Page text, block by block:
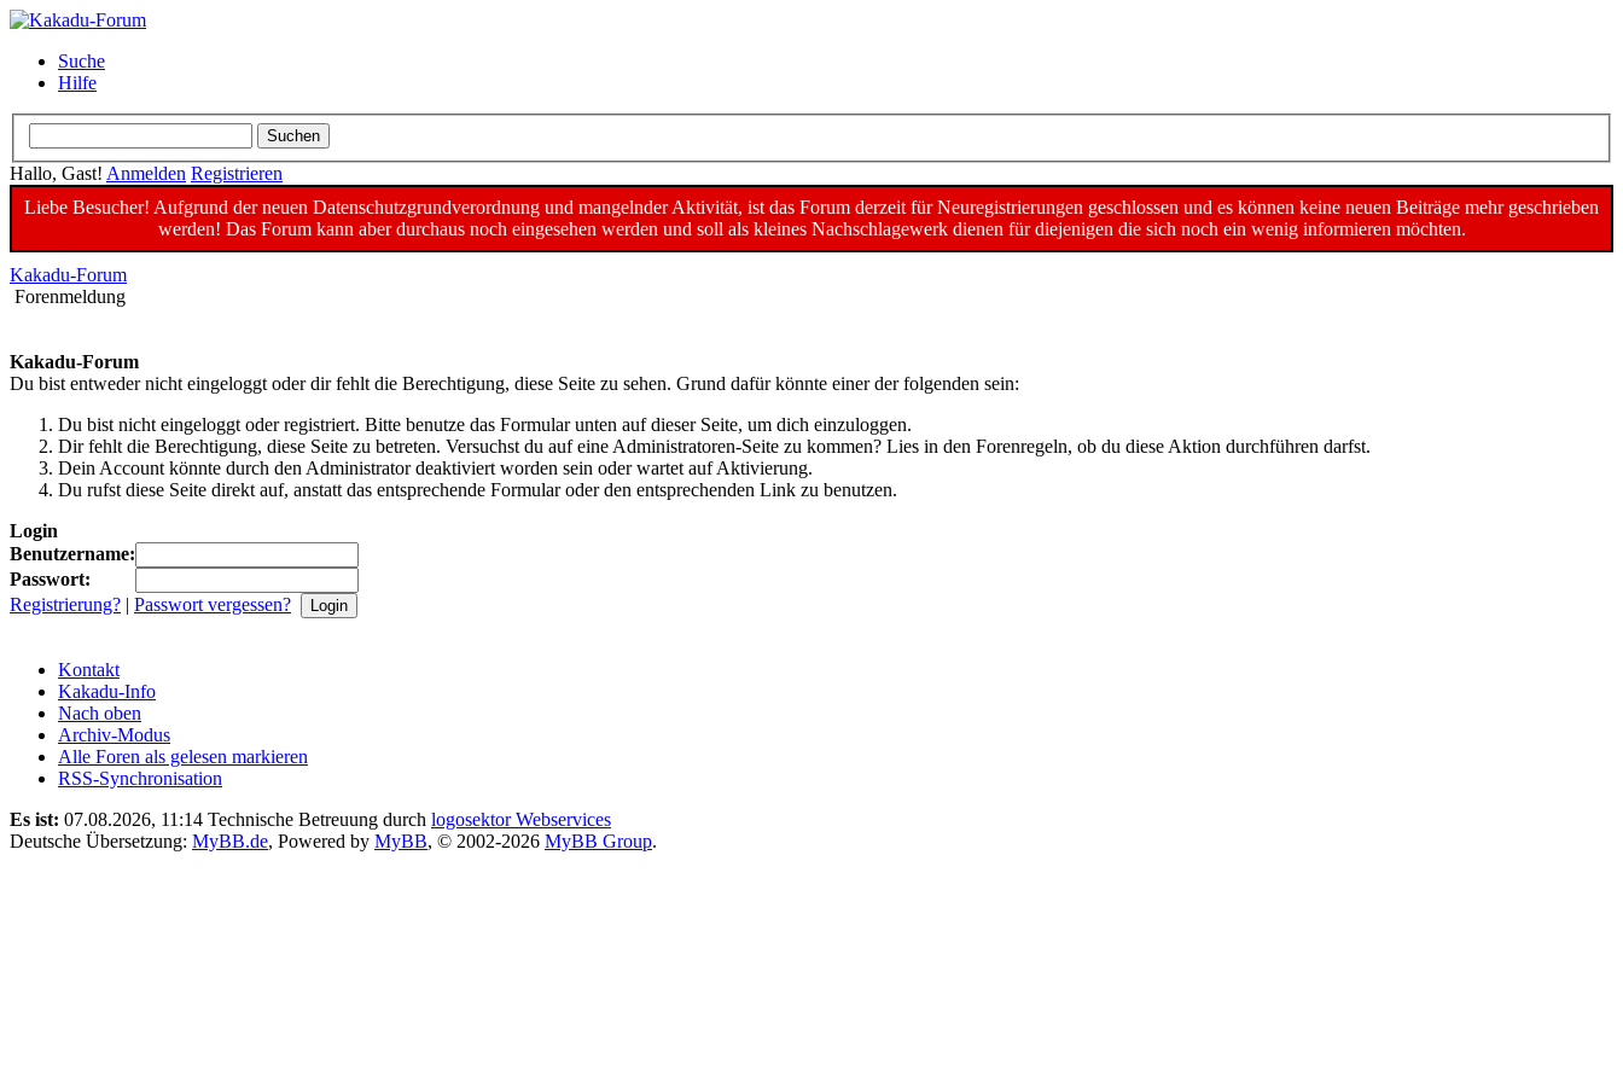
Suche
Hilfe
Hallo, Gast! Anmelden Registrieren
Liebe Besucher! Aufgrund der neuen Datenschutzgrundverordnung und mangelnder Aktivität, ist das Forum derzeit für Neuregistrierungen geschlossen und es können keine neuen Beiträge mehr geschrieben
werden! Das Forum kann aber durchaus noch eingesehen werden und soll als kleines Nachschlagewerk dienen für diejenigen die sich noch ein wenig informieren möchten.
Kakadu-Forum
Forenmeldung
Kakadu-Forum
Du bist entweder nicht eingeloggt oder dir fehlt die Berechtigung, diese Seite zu sehen. Grund dafür könnte einer der folgenden sein:
Du bist nicht eingeloggt oder registriert. Bitte benutze das Formular unten auf dieser Seite, um dich einzuloggen.
Dir fehlt die Berechtigung, diese Seite zu betreten. Versuchst du auf eine Administratoren-Seite zu kommen? Lies in den Forenregeln, ob du diese Aktion durchführen darfst.
Dein Account könnte durch den Administrator deaktiviert worden sein oder wartet auf Aktivierung.
Du rufst diese Seite direkt auf, anstatt das entsprechende Formular oder den entsprechenden Link zu benutzen.
Login
Benutzername:
Passwort:
Registrierung? | Passwort vergessen?
Kontakt
Kakadu-Info
Nach oben
Archiv-Modus
Alle Foren als gelesen markieren
RSS-Synchronisation
Es ist: 07.08.2026, 11:14 Technische Betreuung durch logosektor Webservices
Deutsche Übersetzung: MyBB.de, Powered by MyBB, © 2002-2026 MyBB Group.